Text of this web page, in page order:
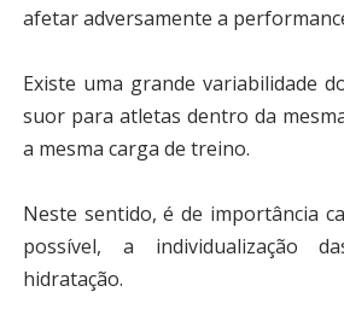
afetar adversamente a
Existe uma grande variabilidade
suor para atletas dentro da
a mesma carga de treino.
Neste sentido, é de importância
possível, a individualização
hidratação.